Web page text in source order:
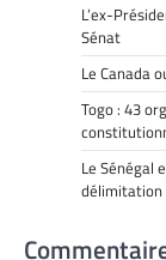
L’ex-
Sénat
Le Canada
Togo : 43
Le Sénégal
délimitation